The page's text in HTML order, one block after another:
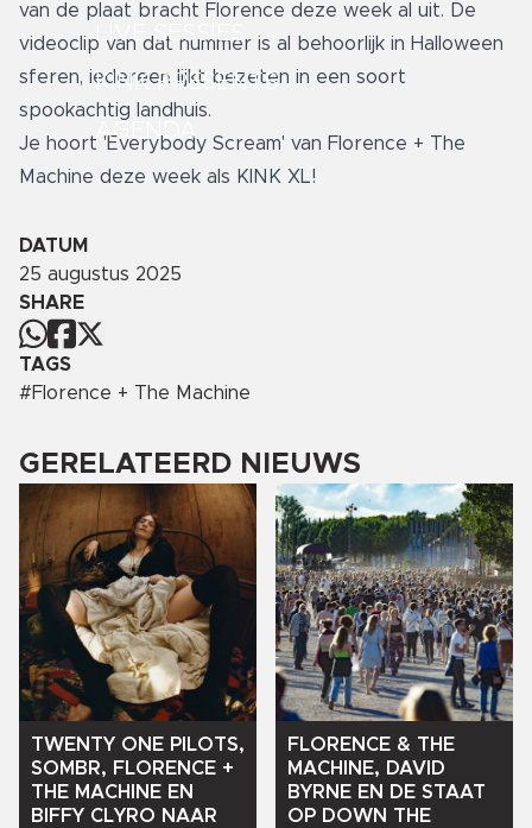
LIVE SESSIES
KINK PRESENTS
AGENDA
van de plaat bracht Florence deze week al uit. De
videoclip van dat nummer is al behoorlijk in Halloween
sferen, iedereen lijkt bezeten in een soort
spookachtig landhuis.
Je hoort 'Everybody Scream' van Florence + The
Machine deze week als KINK XL!
DATUM
25 augustus 2025
SHARE
TAGS
#Florence + The Machine
GERELATEERD NIEUWS
TWENTY ONE PILOTS,
SOMBR, FLORENCE +
THE MACHINE EN
BIFFY CLYRO NAAR
FLORENCE & THE
MACHINE, DAVID
BYRNE EN DE STAAT
OP DOWN THE